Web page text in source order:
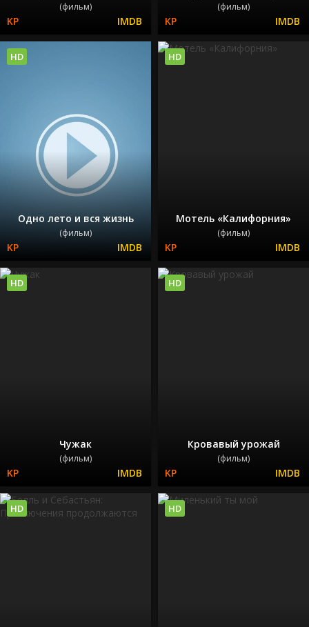
(фильм) (фильм)
Одно лето и вся жизнь
(фильм)
HD
Мотель «Калифорния»
(фильм)
HD
Чужак
(фильм)
HD
Кровавый урожай
(фильм)
HD
HD HD